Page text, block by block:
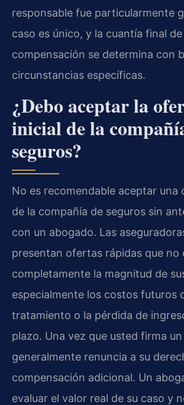
responsable fue particularmente
caso es único, y la cuantía final de
compensación se determina con
circunstancias específicas.
¿Debo aceptar la
inicial de la
seguros?
No es recomendable aceptar una
de la compañía de seguros sin
con un abogado. Las
presentan ofertas rápidas que no
completamente la magnitud de
especialmente los costos futuros
tratamiento o la pérdida de
plazo. Una vez que usted firma
generalmente renuncia a su
compensación adicional. Un
evaluar el valor real de su caso y